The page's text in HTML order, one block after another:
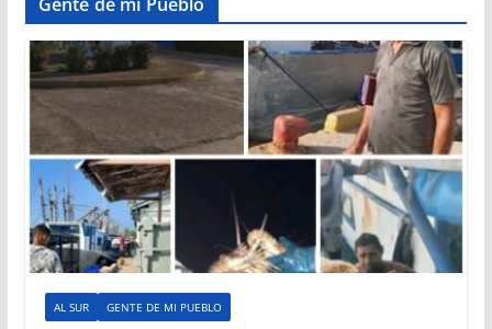
AL SUR GENTE DE MI PUEBLO